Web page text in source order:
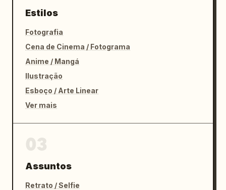
Estilos
Fotografia
Cena de Cinema / Fotograma
Anime / Mangá
Ilustração
Esboço / Arte Linear
Ver mais
Assuntos
Retrato / Selfie